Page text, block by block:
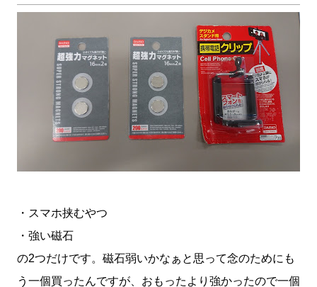
・スマホ挟むやつ
・強い磁石
の2つだけです。磁石弱いかなぁと思って念のためにも
う一個買ったんですが、おもったより強かったので一個